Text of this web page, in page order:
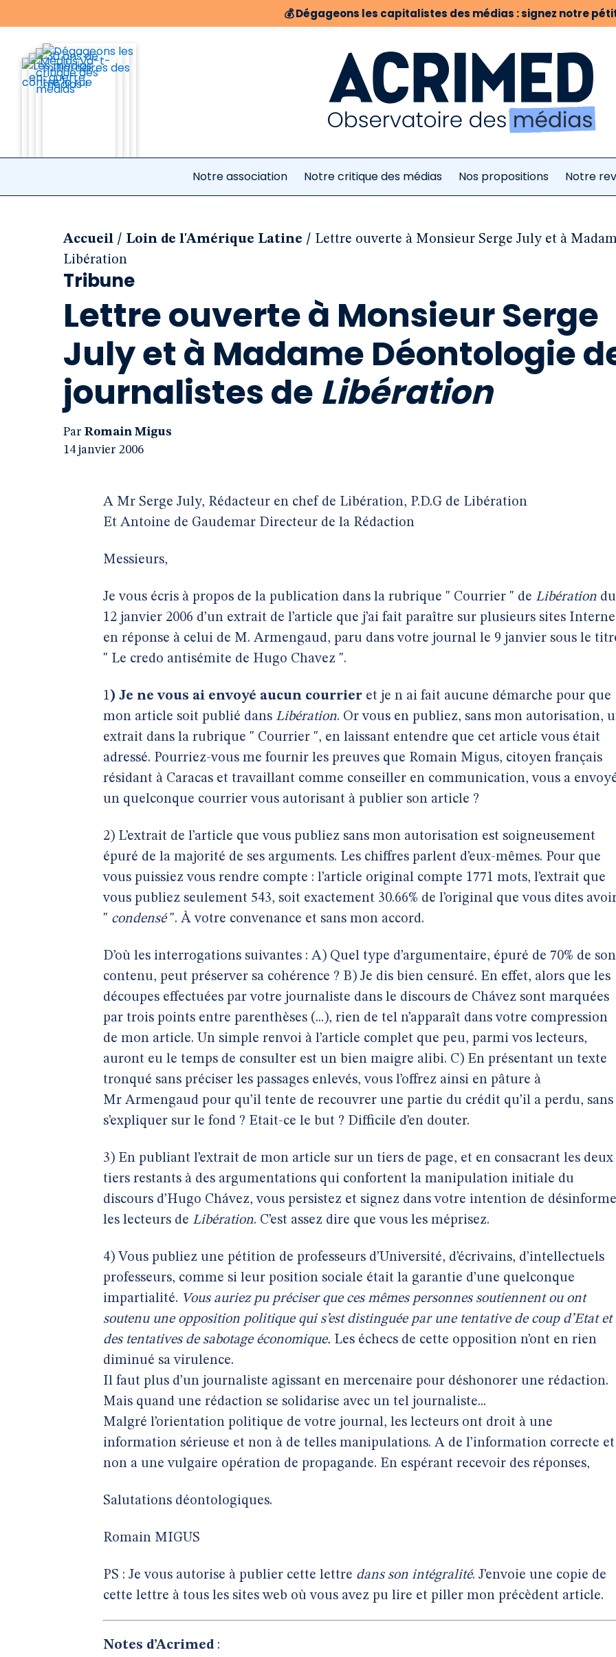
💰Dégageons les capitalistes des médias : signez notre
Notre association Notre critique des médias Nos propositions Notre
Accueil / Loin de l'Amérique Latine / Lettre ouverte à Monsieur Serge July et à
Libération
Tribune
Lettre ouverte à Monsieur Serge
July et à Madame Déontologie
journalistes de Libération
Par Romain Migus
14 janvier 2006
A Mr Serge July, Rédacteur en chef de Libération, P.D.G de Libération
Et Antoine de Gaudemar Directeur de la Rédaction
Messieurs,
Je vous écris à propos de la publication dans la rubrique " Courrier " de Libération du
12 janvier 2006 d’un extrait de l’article que j’ai fait paraître sur plusieurs sites
en réponse à celui de M. Armengaud, paru dans votre journal le 9 janvier sous le
" Le credo antisémite de Hugo Chavez ".
1) Je ne vous ai envoyé aucun courrier et je n ai fait aucune démarche pour que
mon article soit publié dans Libération. Or vous en publiez, sans mon autorisation,
extrait dans la rubrique " Courrier ", en laissant entendre que cet article vous était
adressé. Pourriez-vous me fournir les preuves que Romain Migus, citoyen français
résidant à Caracas et travaillant comme conseiller en communication, vous a
un quelconque courrier vous autorisant à publier son article ?
2) L’extrait de l’article que vous publiez sans mon autorisation est soigneusement
épuré de la majorité de ses arguments. Les chiffres parlent d’eux-mêmes. Pour que
vous puissiez vous rendre compte : l’article original compte 1771 mots, l’extrait que
vous publiez seulement 543, soit exactement 30.66% de l’original que vous dites
" condensé ". À votre convenance et sans mon accord.
D’où les interrogations suivantes : A) Quel type d’argumentaire, épuré de 70% de son
contenu, peut préserver sa cohérence ? B) Je dis bien censuré. En effet, alors que les
découpes effectuées par votre journaliste dans le discours de Chávez sont marquées
par trois points entre parenthèses (...), rien de tel n’apparaît dans votre compression
de mon article. Un simple renvoi à l’article complet que peu, parmi vos lecteurs,
auront eu le temps de consulter est un bien maigre alibi. C) En présentant un texte
tronqué sans préciser les passages enlevés, vous l’offrez ainsi en pâture à
Mr Armengaud pour qu’il tente de recouvrer une partie du crédit qu’il a perdu, sans
s’expliquer sur le fond ? Etait-ce le but ? Difficile d’en douter.
3) En publiant l’extrait de mon article sur un tiers de page, et en consacrant les deux
tiers restants à des argumentations qui confortent la manipulation initiale du
discours d’Hugo Chávez, vous persistez et signez dans votre intention de
les lecteurs de Libération. C’est assez dire que vous les méprisez.
4) Vous publiez une pétition de professeurs d’Université, d’écrivains, d’intellectuels
professeurs, comme si leur position sociale était la garantie d’une quelconque
impartialité. Vous auriez pu préciser que ces mêmes personnes soutiennent ou ont
soutenu une opposition politique qui s’est distinguée par une tentative de coup d’Etat et
des tentatives de sabotage économique. Les échecs de cette opposition n’ont en rien
diminué sa virulence.
Il faut plus d’un journaliste agissant en mercenaire pour déshonorer une rédaction.
Mais quand une rédaction se solidarise avec un tel journaliste...
Malgré l’orientation politique de votre journal, les lecteurs ont droit à une
information sérieuse et non à de telles manipulations. A de l’information correcte et
non a une vulgaire opération de propagande. En espérant recevoir des réponses,
Salutations déontologiques.
Romain MIGUS
PS : Je vous autorise à publier cette lettre dans son intégralité. J’envoie une copie de
cette lettre à tous les sites web où vous avez pu lire et piller mon précèdent article.
Notes d’Acrimed :